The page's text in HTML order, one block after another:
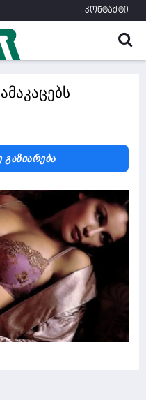
კონტაქტი
Გაზიარება